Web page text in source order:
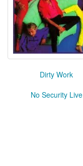
Dirty Work
No Security Live